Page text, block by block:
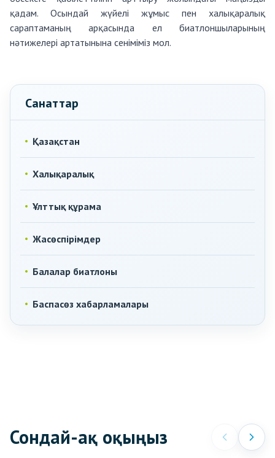
қадам. Осындай жүйелі жұмыс пен халықаралық
сараптаманың арқасында ел биатлоншыларының
нәтижелері артатынына сеніміміз мол.
Санаттар
Қазақстан
Халықаралық
Ұлттық құрама
Жасөспірімдер
Балалар биатлоны
Баспасөз хабарламалары
Сондай-ақ оқыңыз